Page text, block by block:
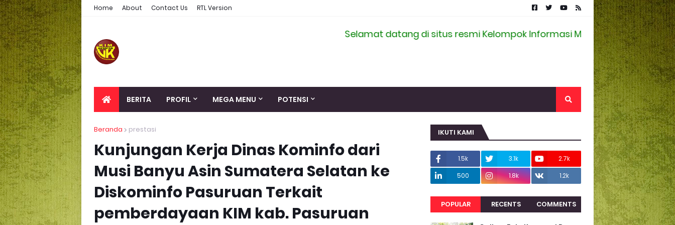
Home About Contact Us RTL Version
Selamat datang di situs resmi Kelompok Informasi Masyarakat Desa Randupitu
BERITA PROFIL MEGA MENU POTENSI
Beranda prestasi
Kunjungan Kerja Dinas Kominfo dari
Musi Banyu Asin Sumatera Selatan ke
Diskominfo Pasuruan Terkait
pemberdayaan KIM kab. Pasuruan
IKUTI KAMI
1.5k 3.1k
2.7k
500
1.8k 1.2k
POPULAR RECENTS COMMENTS